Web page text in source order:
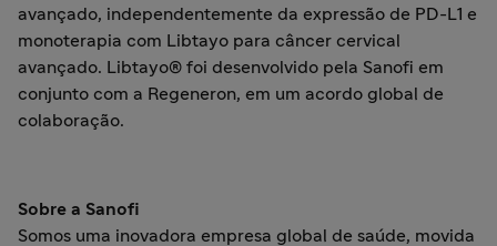
avançado, independentemente da expressão de PD-L1 e
monoterapia com Libtayo para câncer cervical
avançado. Libtayo® foi desenvolvido pela Sanofi em
conjunto com a Regeneron, em um acordo global de
colaboração.
Sobre a Sanofi
Somos uma inovadora empresa global de saúde, movida